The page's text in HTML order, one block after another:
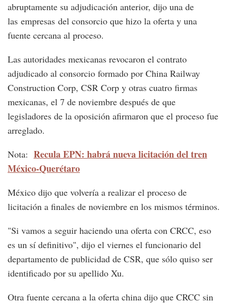
abruptamente su adjudicación anterior, dijo una de
las empresas del consorcio que hizo la oferta y una
fuente cercana al proceso.
Las autoridades mexicanas revocaron el contrato
adjudicado al consorcio formado por China Railway
Construction Corp, CSR Corp y otras cuatro firmas
mexicanas, el 7 de noviembre después de que
legisladores de la oposición afirmaron que el proceso fue
arreglado.
Nota: Recula EPN: habrá nueva licitación del tren
México-Querétaro
México dijo que volvería a realizar el proceso de
licitación a finales de noviembre en los mismos términos.
"Si vamos a seguir haciendo una oferta con CRCC, eso
es un sí definitivo", dijo el viernes el funcionario del
departamento de publicidad de CSR, que sólo quiso ser
identificado por su apellido Xu.
Otra fuente cercana a la oferta china dijo que CRCC sin